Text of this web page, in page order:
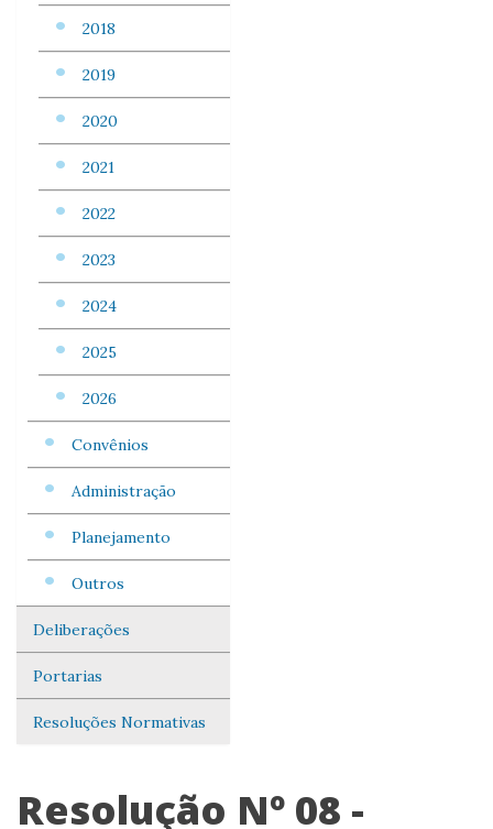
2018
2019
2020
2021
2022
2023
2024
2025
2026
Convênios
Administração
Planejamento
Outros
Deliberações
Portarias
Resoluções Normativas
Resolução Nº 08 -